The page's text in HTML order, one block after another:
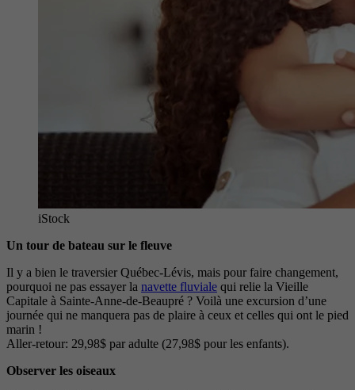
iStock
Un tour de bateau sur le fleuve
Il y a bien le traversier Québec-Lévis, mais pour faire changement,
pourquoi ne pas essayer la navette fluviale qui relie la Vieille
Capitale à Sainte-Anne-de-Beaupré ? Voilà une excursion d’une
journée qui ne manquera pas de plaire à ceux et celles qui ont le pied
marin !
Aller-retour: 29,98$ par adulte (27,98$ pour les enfants).
Observer les oiseaux